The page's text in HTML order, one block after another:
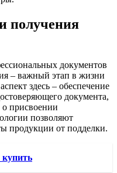
получения
документов
– важный этап в жизни
здесь – обеспечение
документа,
о присвоении
позволяют
продукции от подделки.
купить